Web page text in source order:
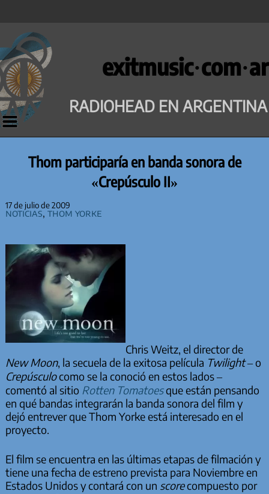
Saltar
al
contenido
exitmusic·com·ar
RADIOHEAD EN ARGENTINA
Thom participaría en banda sonora de
«Crepúsculo II»
17 de julio de 2009
Noticias, Thom Yorke
Chris Weitz, el director de
New Moon, la secuela de la exitosa película Twilight– o
Crepúsculocomo se la conoció en estos lados –
comentó al sitio Rotten Tomatoesque están pensando
en qué bandas integrarán la banda sonora del film y
dejó entrever que Thom Yorke está interesado en el
proyecto.
El film se encuentra en las últimas etapas de filmación y
tiene una fecha de estreno prevista para Noviembre en
Estados Unidos y contará con un scorecompuesto por